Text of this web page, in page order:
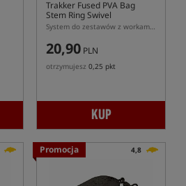
Trakker Fused PVA Bag
Stem Ring Swivel
System do zestawów z workami PVA w wersji z kółeczkiem
20,90 PLN
otrzymujesz 0,25 pkt
KUP
Promocja 4,8